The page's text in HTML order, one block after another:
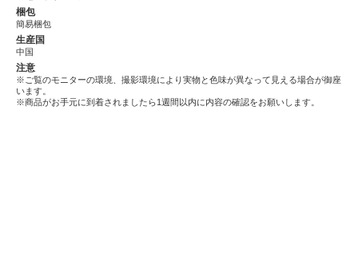
梱包
簡易梱包
生産国
中国
注意
※ご覧のモニターの環境、撮影環境により実物と色味が異なって見える場合が御座
います。
※商品がお手元に到着されましたら1週間以内に内容の確認をお願いします。